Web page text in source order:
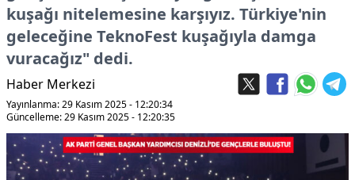
kuşağı nitelemesine karşıyız. Türkiye'nin
geleceğine TeknoFest kuşağıyla damga
vuracağız" dedi.
Haber Merkezi
Yayınlanma: 29 Kasım 2025 - 12:20:34
Güncelleme: 29 Kasım 2025 - 12:20:35